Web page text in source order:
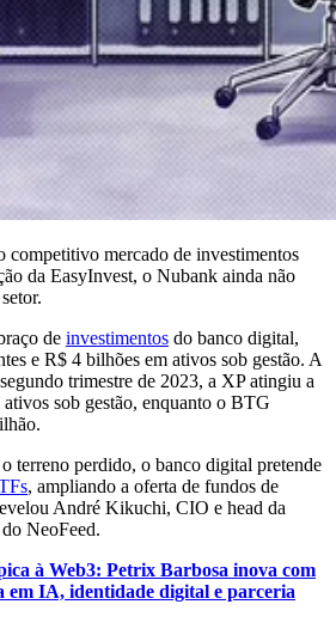
competitivo mercado de investimentos
da EasyInvest, o Nubank ainda não
de investimentos do banco digital,
e R$ 4 bilhões em ativos sob gestão. A
trimestre de 2023, a XP atingiu a
sob gestão, enquanto o BTG
terreno perdido, o banco digital pretende
, ampliando a oferta de fundos de
André Kikuchi, CIO e head da
NeoFeed.
à Web3: Petrix Barbosa inova com
em IA, identidade digital e parceria